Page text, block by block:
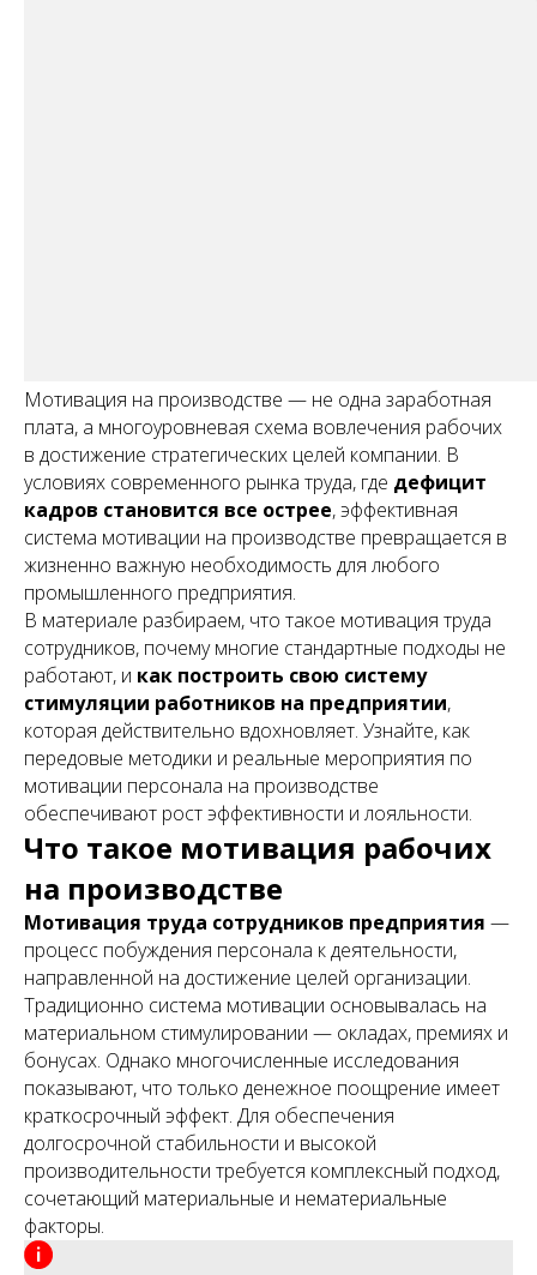
Мотивация на производстве — не одна заработная
плата, а многоуровневая схема вовлечения рабочих
в достижение стратегических целей компании. В
условиях современного рынка труда, где дефицит
кадров становится все острее, эффективная
система мотивации на производстве превращается в
жизненно важную необходимость для любого
промышленного предприятия.
В материале разбираем, что такое мотивация труда
сотрудников, почему многие стандартные подходы не
работают, и как построить свою систему
стимуляции работников на предприятии,
которая действительно вдохновляет. Узнайте, как
передовые методики и реальные мероприятия по
мотивации персонала на производстве
обеспечивают рост эффективности и лояльности.
Что такое мотивация рабочих
на производстве
Мотивация труда сотрудников предприятия —
процесс побуждения персонала к деятельности,
направленной на достижение целей организации.
Традиционно система мотивации основывалась на
материальном стимулировании — окладах, премиях и
бонусах. Однако многочисленные исследования
показывают, что только денежное поощрение имеет
краткосрочный эффект. Для обеспечения
долгосрочной стабильности и высокой
производительности требуется комплексный подход,
сочетающий материальные и нематериальные
факторы.